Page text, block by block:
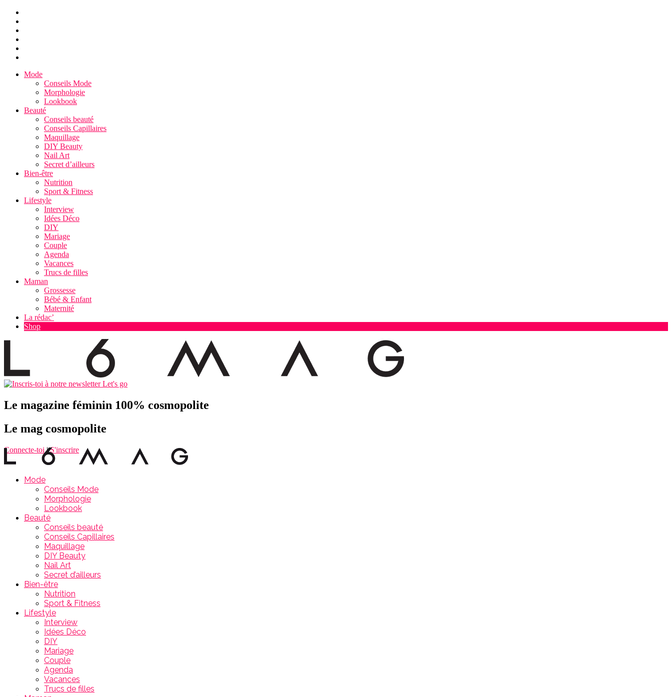
Mode
Conseils Mode
Morphologie
Lookbook
Beauté
Conseils beauté
Conseils Capillaires
Maquillage
DIY Beauty
Nail Art
Secret d’ailleurs
Bien-être
Nutrition
Sport & Fitness
Lifestyle
Interview
Idées Déco
DIY
Mariage
Couple
Agenda
Vacances
Trucs de filles
Maman
Grossesse
Bébé & Enfant
Maternité
La rédac’
Shop
Let's go
Le magazine féminin 100% cosmopolite
Le mag cosmopolite
Connecte-toi|S'inscrire
Mode
Conseils Mode
Morphologie
Lookbook
Beauté
Conseils beauté
Conseils Capillaires
Maquillage
DIY Beauty
Nail Art
Secret d’ailleurs
Bien-être
Nutrition
Sport & Fitness
Lifestyle
Interview
Idées Déco
DIY
Mariage
Couple
Agenda
Vacances
Trucs de filles